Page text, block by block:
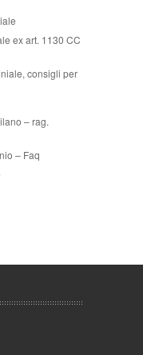
ex art. 1130 CC
consigli per
– rag.
– Faq